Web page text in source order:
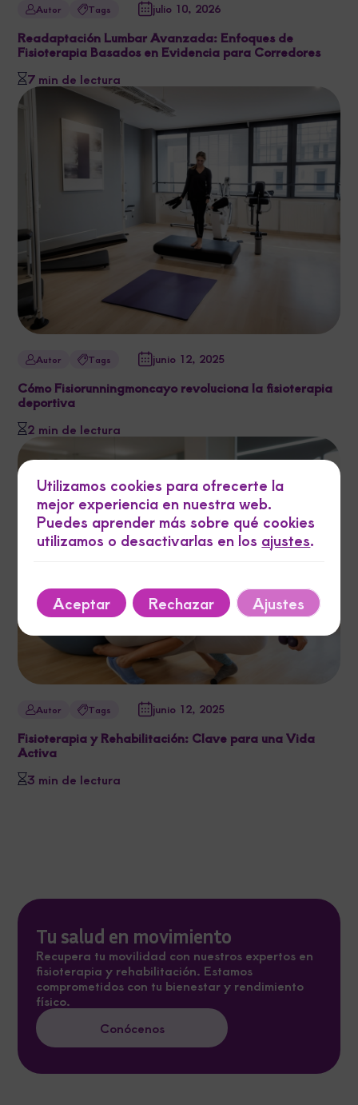
Autor Tags julio 10, 2026
Readaptación Lumbar Avanzada: Enfoques de
Fisioterapia Basados en Evidencia para Corredores
7 min de lectura
Autor Tags junio 12, 2025
Cómo Fisiorunningmoncayo revoluciona la fisioterapia
deportiva
2 min de lectura
Autor Tags junio 12, 2025
Fisioterapia y Rehabilitación: Clave para una Vida
Activa
3 min de lectura
Tu salud en movimiento
Recupera tu movilidad con nuestros expertos en
fisioterapia y rehabilitación. Estamos
comprometidos con tu bienestar y rendimiento
físico.
Conócenos
Utilizamos cookies para ofrecerte la
mejor experiencia en nuestra web.
Puedes aprender más sobre qué cookies
utilizamos o desactivarlas en los ajustes.
Aceptar Rechazar Ajustes